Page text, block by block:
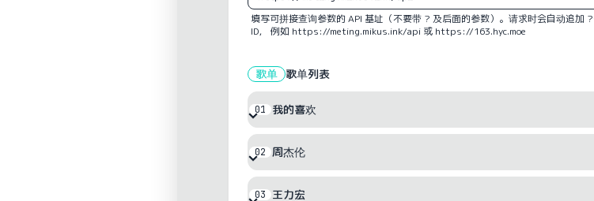
填写可拼接查询参数的 API 基址（不要带 ? 及后面的参数）。请求时会自动
ID， 例如 https://meting.mikus.ink/api 或 https://163.hyc.moe
歌单 歌单列表
01 我的喜欢
02 周杰伦
03 王力宏